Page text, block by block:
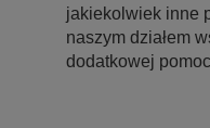
jakiekolwiek inne
naszym działem
dodatkowej